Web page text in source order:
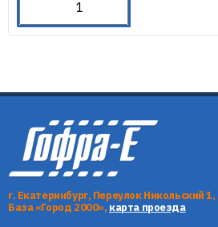
г. Екатеринбург, Переулок Никольский
База «Город 2000», карта проезда